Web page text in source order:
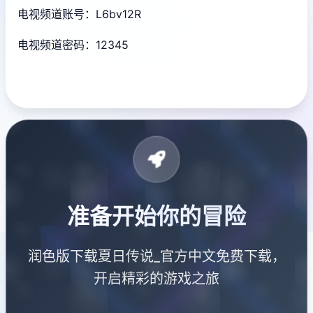
电视频道账号：L6bv12R
电视频道密码：12345
准备开始你的冒险
润色版下载夏日传说_官方中文免费下载，
开启精彩的游戏之旅